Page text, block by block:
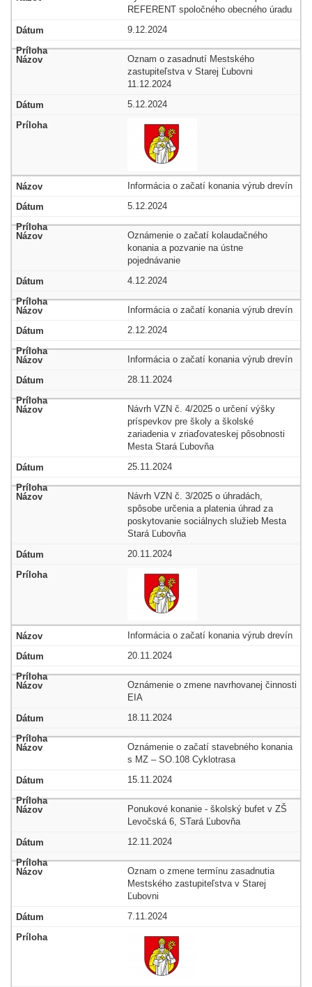
REFERENT spoločného obecného úradu
9.12.2024
Oznam o zasadnutí Mestského
zastupiteľstva v Starej Ľubovni
11.12.2024
5.12.2024
Informácia o začatí konania výrub drevín
5.12.2024
Oznámenie o začatí kolaudačného
konania a pozvanie na ústne
pojednávanie
4.12.2024
Informácia o začatí konania výrub drevín
2.12.2024
Informácia o začatí konania výrub drevín
28.11.2024
Návrh VZN č. 4/2025 o určení výšky
príspevkov pre školy a školské
zariadenia v zriaďovateskej pôsobnosti
Mesta Stará Ľubovňa
25.11.2024
Návrh VZN č. 3/2025 o úhradách,
spôsobe určenia a platenia úhrad za
poskytovanie sociálnych služieb Mesta
Stará Ľubovňa
20.11.2024
Informácia o začatí konania výrub drevín
20.11.2024
Oznámenie o zmene navrhovanej činnosti
EIA
18.11.2024
Oznámenie o začatí stavebného konania
s MZ – SO.108 Cyklotrasa
15.11.2024
Ponukové konanie - školský bufet v ZŠ
Levočská 6, STará Ľubovňa
12.11.2024
Oznam o zmene termínu zasadnutia
Mestského zastupiteľstva v Starej
Ľubovni
7.11.2024